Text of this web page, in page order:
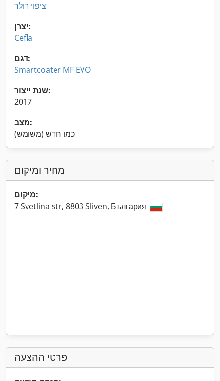
ציפוי רולר
יצרן:
Cefla
דגם:
Smartcoater MF EVO
שנת ייצור:
2017
מצב:
כמו חדש (משומש)
מחיר ומיקום
מיקום:
7 Svetlina str, 8803 Sliven, България
פרטי ההצעה